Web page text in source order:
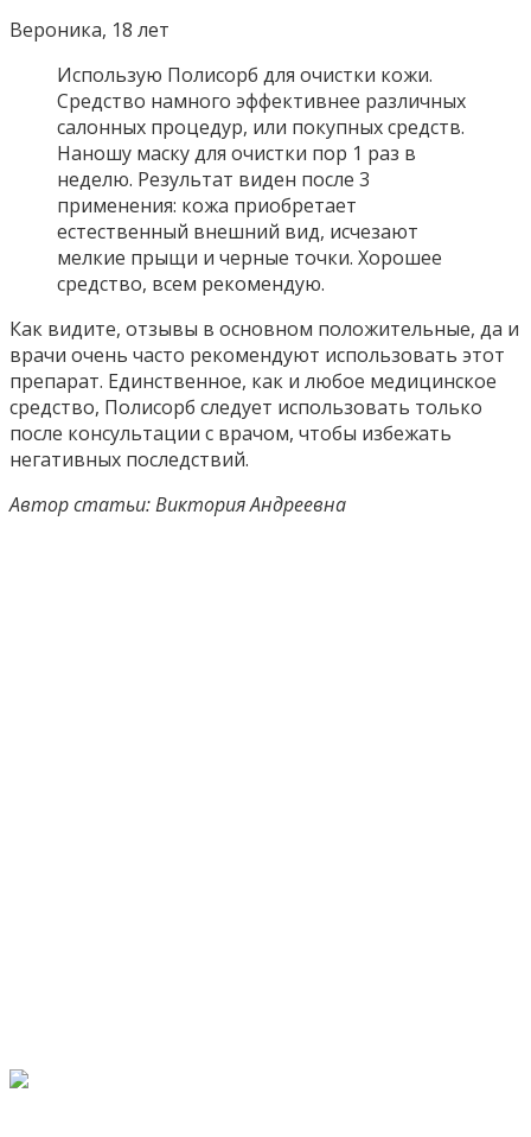
Вероника, 18 лет
Использую Полисорб для очистки кожи.
Средство намного эффективнее различных
салонных процедур, или покупных средств.
Наношу маску для очистки пор 1 раз в
неделю. Результат виден после 3
применения: кожа приобретает
естественный внешний вид, исчезают
мелкие прыщи и черные точки. Хорошее
средство, всем рекомендую.
Как видите, отзывы в основном положительные, да и
врачи очень часто рекомендуют использовать этот
препарат. Единственное, как и любое медицинское
средство, Полисорб следует использовать только
после консультации с врачом, чтобы избежать
негативных последствий.
Автор статьи: Виктория Андреевна